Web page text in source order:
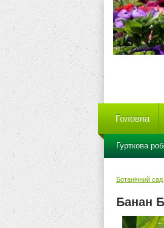
Головна
Гурткова
Ботанічний сад
Банан